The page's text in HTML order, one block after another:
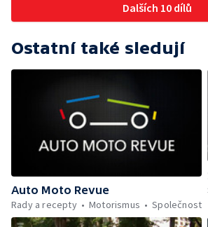
Dalších 10 dílů
Ostatní také sledují
Auto Moto Revue
Rady a recepty
Motorismus Společnost